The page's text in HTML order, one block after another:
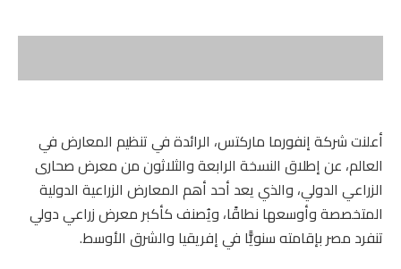
أعلنت شركة إنفورما ماركتس، الرائدة في تنظيم المعارض في
العالم، عن إطلاق النسخة الرابعة والثلاثون من معرض صحارى
الزراعي الدولي، والذي يعد أحد أهم المعارض الزراعية الدولية
المتخصصة وأوسعها نطاقًا، ويُصنف كأكبر معرض زراعي دولي
تنفرد مصر بإقامته سنويًّا في إفريقيا والشرق الأوسط.